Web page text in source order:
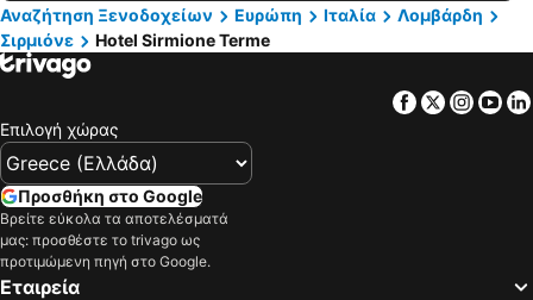
Αναζήτηση Ξενοδοχείων
Ευρώπη Ιταλία
Λομβάρδη
Σιρμιόνε
Hotel Sirmione Terme
Facebook
Twitter
Επιλογή χώρας
Προσθήκη στο Google
Βρείτε εύκολα τα αποτελέσματά
μας: προσθέστε το trivago ως
προτιμώμενη πηγή στο Google.
Εταιρεία